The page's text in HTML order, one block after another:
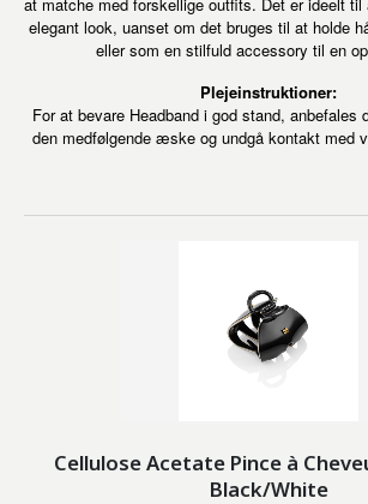
elegant look, uanset om det bruges til at holde
eller som en stilfuld accessory til en
Plejeinstruktioner:
For at bevare Headband i god stand, anbefales
den medfølgende æske og undgå kontakt med
Cellulose Acetate Pince à
Black/White